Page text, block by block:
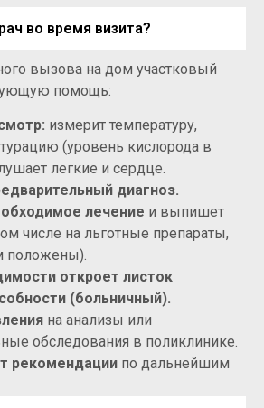
во время визита?
вызова на дом участковый
помощь:
измерит температуру,
(уровень кислорода в
легкие и сердце.
диагноз.
лечение и выпишет
числе на льготные препараты,
положены).
откроет листок
(больничный).
на анализы или
обследования в поликлинике.
рекомендации по дальнейшим